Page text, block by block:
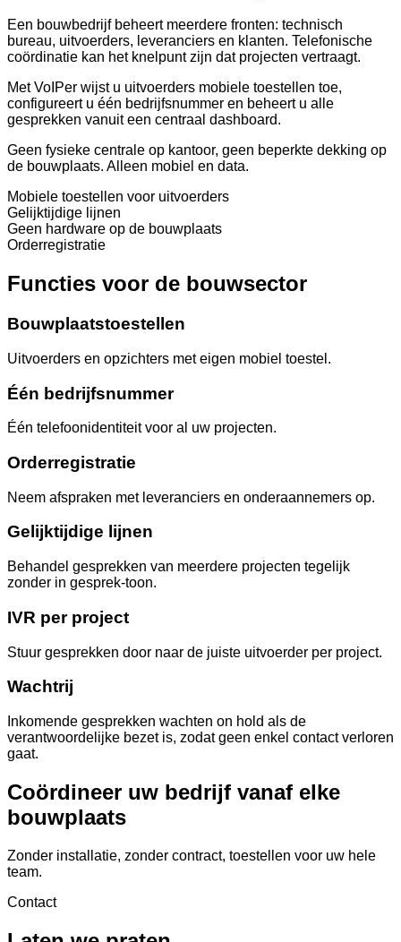
Een bouwbedrijf beheert meerdere fronten: technisch
bureau, uitvoerders, leveranciers en klanten. Telefonische
coördinatie kan het knelpunt zijn dat projecten vertraagt.
Met VoIPer wijst u uitvoerders mobiele toestellen toe,
configureert u één bedrijfsnummer en beheert u alle
gesprekken vanuit een centraal dashboard.
Geen fysieke centrale op kantoor, geen beperkte dekking op
de bouwplaats. Alleen mobiel en data.
Mobiele toestellen voor uitvoerders
Gelijktijdige lijnen
Geen hardware op de bouwplaats
Orderregistratie
Functies voor de bouwsector
Bouwplaatstoestellen
Uitvoerders en opzichters met eigen mobiel toestel.
Één bedrijfsnummer
Één telefoonidentiteit voor al uw projecten.
Orderregistratie
Neem afspraken met leveranciers en onderaannemers op.
Gelijktijdige lijnen
Behandel gesprekken van meerdere projecten tegelijk
zonder in gesprek-toon.
IVR per project
Stuur gesprekken door naar de juiste uitvoerder per project.
Wachtrij
Inkomende gesprekken wachten on hold als de
verantwoordelijke bezet is, zodat geen enkel contact verloren
gaat.
Coördineer uw bedrijf vanaf elke
bouwplaats
Zonder installatie, zonder contract, toestellen voor uw hele
team.
Contact